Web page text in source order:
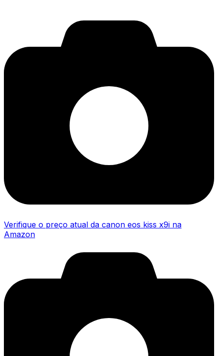
Verifique o preço atual da canon eos kiss x9i na
Amazon